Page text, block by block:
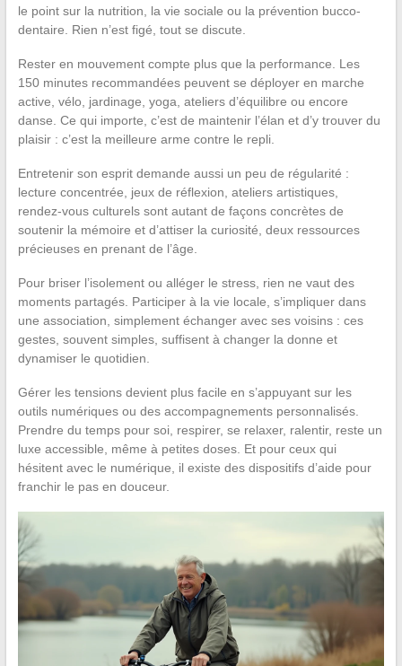
le point sur la nutrition, la vie sociale ou la prévention bucco-
dentaire. Rien n’est figé, tout se discute.
Rester en mouvement compte plus que la performance. Les
150 minutes recommandées peuvent se déployer en marche
active, vélo, jardinage, yoga, ateliers d’équilibre ou encore
danse. Ce qui importe, c’est de maintenir l’élan et d’y trouver du
plaisir : c’est la meilleure arme contre le repli.
Entretenir son esprit demande aussi un peu de régularité :
lecture concentrée, jeux de réflexion, ateliers artistiques,
rendez-vous culturels sont autant de façons concrètes de
soutenir la mémoire et d’attiser la curiosité, deux ressources
précieuses en prenant de l’âge.
Pour briser l’isolement ou alléger le stress, rien ne vaut des
moments partagés. Participer à la vie locale, s’impliquer dans
une association, simplement échanger avec ses voisins : ces
gestes, souvent simples, suffisent à changer la donne et
dynamiser le quotidien.
Gérer les tensions devient plus facile en s’appuyant sur les
outils numériques ou des accompagnements personnalisés.
Prendre du temps pour soi, respirer, se relaxer, ralentir, reste un
luxe accessible, même à petites doses. Et pour ceux qui
hésitent avec le numérique, il existe des dispositifs d’aide pour
franchir le pas en douceur.